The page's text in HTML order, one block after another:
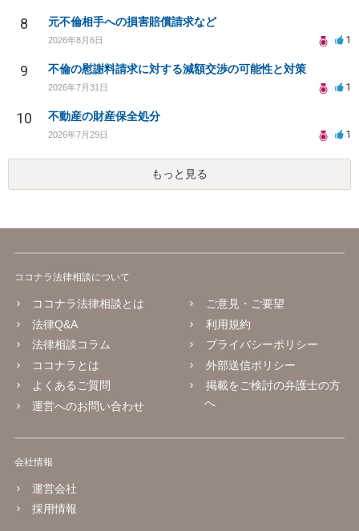
8 元不倫相手への損害賠償請求など
2026年8月6日 1
9 不倫の慰謝料請求に対する減額交渉の可能性と対策
2026年7月31日 1
10 不動産の財産保全処分
2026年7月29日 1
もっと見る
ココナラ法律相談について
ココナラ法律相談とは
法律Q&A
法律相談コラム
ココナラとは
よくあるご質問
運営へのお問い合わせ
ご意見・ご要望
利用規約
プライバシーポリシー
外部送信ポリシー
掲載をご検討の弁護士の方
へ
会社情報
運営会社
採用情報